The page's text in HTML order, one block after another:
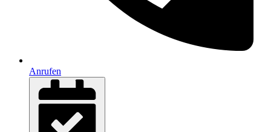
Anrufen